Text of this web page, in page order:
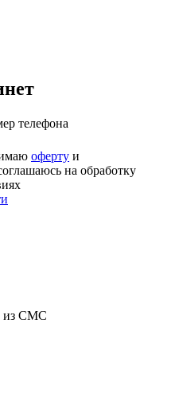
телефона
оферту и
на обработку
из СМС